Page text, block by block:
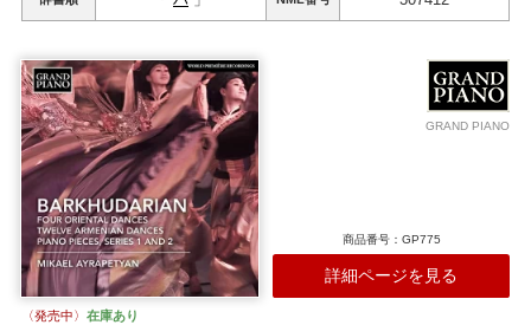
GRAND PIANO
商品番号：GP775
詳細ページを見る
〈発売中〉 在庫あり